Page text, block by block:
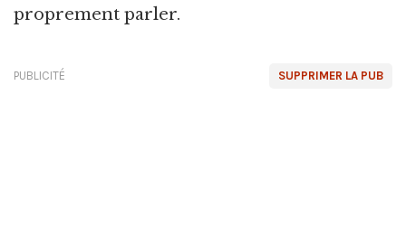
proprement parler.
SUPPRIMER LA PUB
PUBLICITÉ